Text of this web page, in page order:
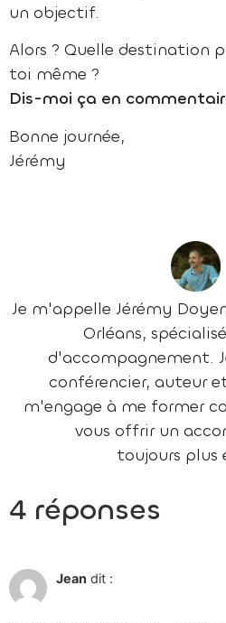
un objectif.
Alors ? Quelle destination
toi même ?
Dis-moi ça en
Bonne journée,
Jérémy
Je m'appelle Jérémy
Orléans,
d'accompagnement.
conférencier, auteur
m'engage à me former
vous offrir un
toujours plus
4 réponses
Jean dit :